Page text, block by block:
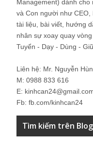
Management) dành
và Con người như CEO,
tài liệu, bài viết, hướng
nhân sự xoay quay
Tuyển - Dạy - Dùng -
Liên hệ: Mr. Nguyễn
M: 0988 833 616
E:
Fb: fb.com/kinhcan24
Tìm kiếm trên